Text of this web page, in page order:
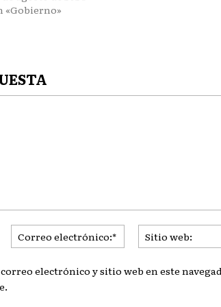
«Gobierno»
Correo
electrónico:*
electrónico y sitio web en este